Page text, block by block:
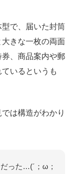
で、届いた封筒
きな一枚の両面
、商品案内や郵
いるというも
は構造がわかり
った…(´；ω；